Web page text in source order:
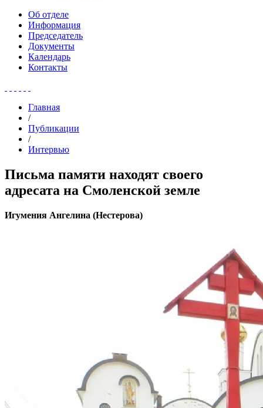
Об отделе
Информация
Председатель
Документы
Календарь
Контакты
Главная
/
Публикации
/
Интервью
Письма памяти находят своего
адресата на Смоленской земле
Игумения Ангелина (Нестерова)